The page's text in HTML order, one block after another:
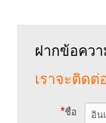
ฝากข้อควา
เราจะติด
*ชื่อ